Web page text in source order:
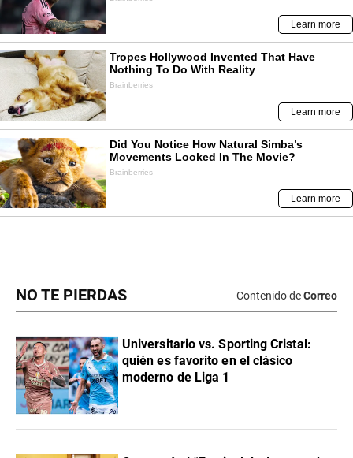
NO TE PIERDAS Contenido deCorreo
Universitario vs. Sporting Cristal:
quién es favorito en el clásico
moderno de Liga 1